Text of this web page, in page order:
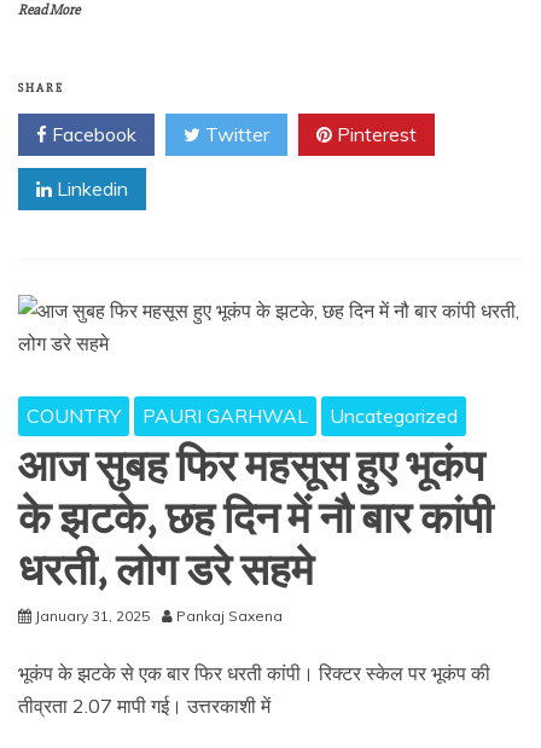
Read More
SHARE
Facebook Twitter Pinterest
Linkedin
COUNTRY PAURI GARHWAL Uncategorized
आज सुबह फिर महसूस हुए भूकंप
के झटके, छह दिन में नौ बार कांपी
धरती, लोग डरे सहमे
January 31, 2025 Pankaj Saxena
भूकंप के झटके से एक बार फिर धरती कांपी। रिक्टर स्केल पर भूकंप की
तीव्रता 2.07 मापी गई। उत्तरकाशी में